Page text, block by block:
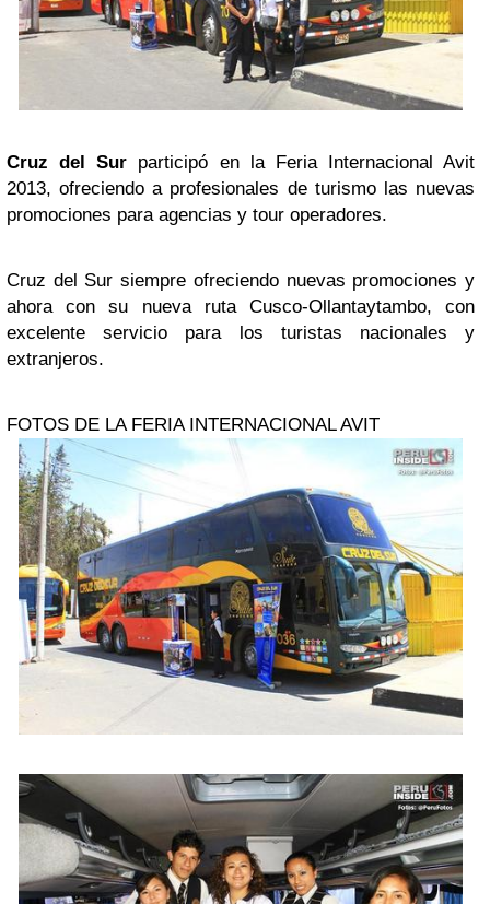
Cruz del Sur participó en la Feria Internacional Avit
2013, ofreciendo a profesionales de turismo las nuevas
promociones para agencias y tour operadores.
Cruz del Sur siempre ofreciendo nuevas promociones y
ahora con su nueva ruta Cusco-Ollantaytambo, con
excelente servicio para los turistas nacionales y
extranjeros.
FOTOS DE LA FERIA INTERNACIONAL AVIT